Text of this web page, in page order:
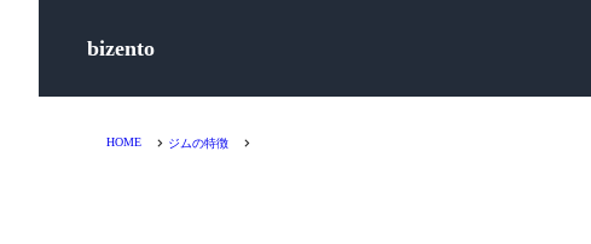
bizento
HOME ジムの特徴